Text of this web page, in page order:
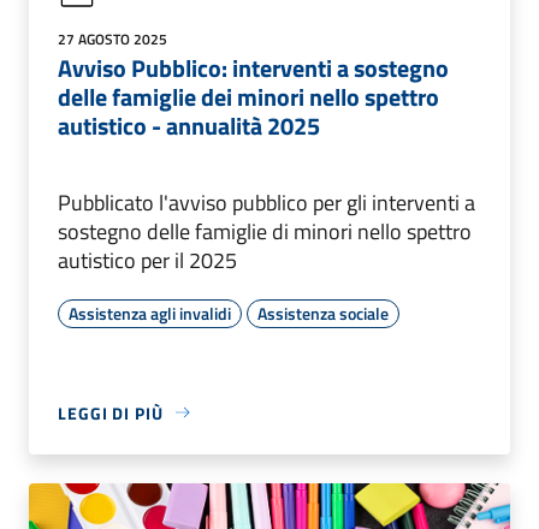
27 AGOSTO 2025
Avviso Pubblico: interventi a sostegno
delle famiglie dei minori nello spettro
autistico - annualità 2025
Pubblicato l'avviso pubblico per gli interventi a
sostegno delle famiglie di minori nello spettro
autistico per il 2025
Assistenza agli invalidi Assistenza sociale
LEGGI DI PIÙ